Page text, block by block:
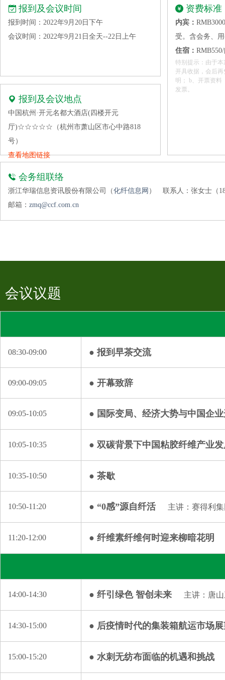
报到及会议时间
报到时间：2022年9月20日下午
会议时间：2022年9月21日全天--22日上午
报到及会议地点
中国杭州·开元名都大酒店(四楼开元
厅)☆☆☆☆☆（杭州市萧山区市心中路818
号）
查看地图链接
资费标准
内宾：
受。含会务、
住宿：
特别提示：由于
开具收据，会后
明； b、开票资料
发票。
会务组联络
浙江华瑞信息资讯股份有限公司（化纤信息网 ）
联系人：张女士（
邮箱： zmq@ccf.com.cn
会议议题
08:30-09:00 ● 报到早茶交流
09:00-09:05 ● 开幕致辞
09:05-10:05 ● 国际变局、经济大势与中国企
10:05-10:35 ● 双碳背景下中国粘胶纤维产业
10:35-10:50 ● 茶歇
10:50-11:20 ● “0感”源自纤活 主讲：赛得利
11:20-12:00 ● 纤维素纤维何时迎来柳暗花明
14:00-14:30 ● 纤引绿色 智创未来 主讲：唐
14:30-15:00 ● 后疫情时代的集装箱航运市场
15:00-15:20 ● 水刺无纺布面临的机遇和挑战